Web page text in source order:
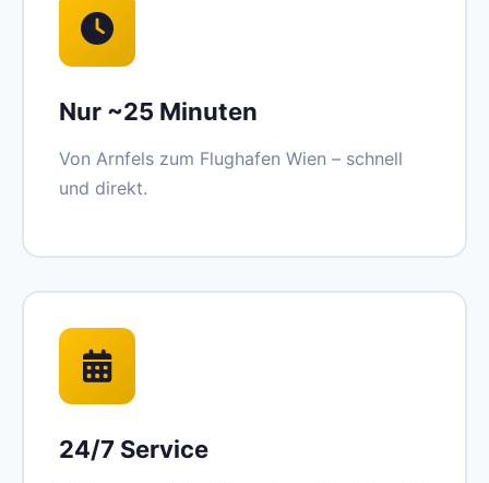
Nur ~25 Minuten
Von Arnfels zum Flughafen Wien – schnell
und direkt.
24/7 Service